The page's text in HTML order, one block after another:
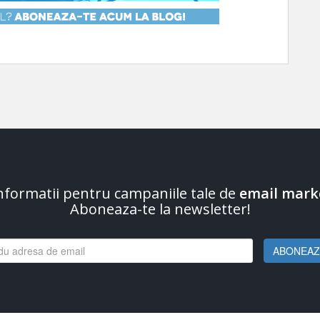
pentru campaniile tale de email
Aboneaza-te la newsletter!